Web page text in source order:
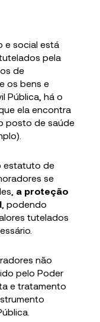
e social está
pela
de
os bens e
Pública, há o
ela encontra
posto de saúde
estatuto de
se
a proteção
, podendo
tutelados
não
pelo Poder
e tratamento